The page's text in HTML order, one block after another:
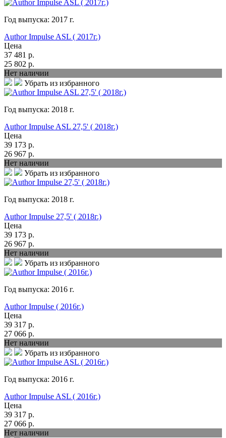
Год выпуска: 2017 г.
Author Impulse ASL ( 2017г.)
Цена
37 481 р.
25 802 р.
Нет наличии
Убрать из избранного
Год выпуска: 2018 г.
Author Impulse ASL 27,5' ( 2018г.)
Цена
39 173 р.
26 967 р.
Нет наличии
Убрать из избранного
Год выпуска: 2018 г.
Author Impulse 27,5' ( 2018г.)
Цена
39 173 р.
26 967 р.
Нет наличии
Убрать из избранного
Год выпуска: 2016 г.
Author Impulse ( 2016г.)
Цена
39 317 р.
27 066 р.
Нет наличии
Убрать из избранного
Год выпуска: 2016 г.
Author Impulse ASL ( 2016г.)
Цена
39 317 р.
27 066 р.
Нет наличии